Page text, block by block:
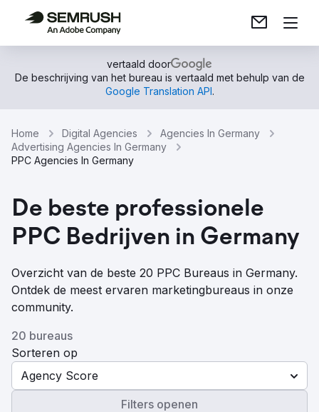
vertaald door
De beschrijving van het bureau is vertaald met behulp van de
Google Translation API.
Home Digital Agencies
Agencies In Germany
Advertising Agencies In Germany
PPC Agencies In Germany
De beste professionele
PPC Bedrijven in Germany
Overzicht van de beste 20 PPC Bureaus in Germany.
Ontdek de meest ervaren marketingbureaus in onze
community.
20 bureaus
Sorteren op
Agency Score
Filters openen